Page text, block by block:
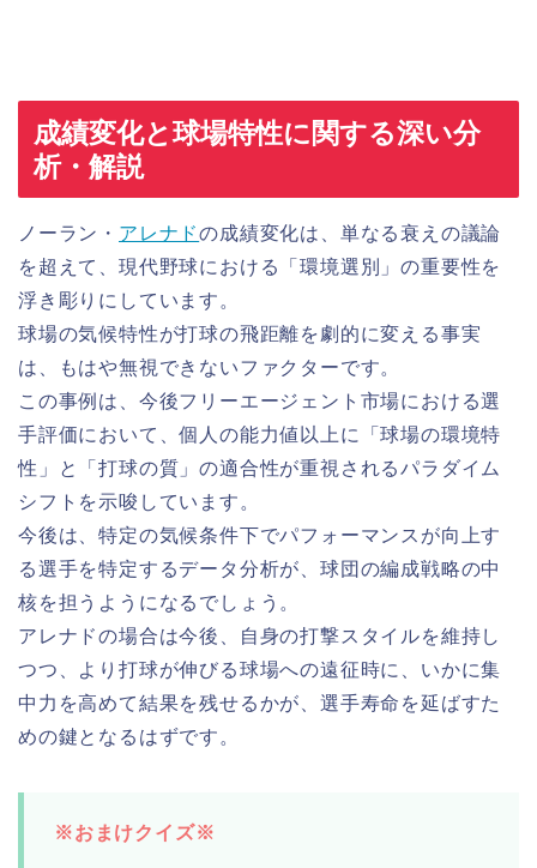
成績変化と球場特性に関する深い分
析・解説
ノーラン・ アレナドの成績変化は、単なる衰えの議論
を超えて、現代野球における「環境選別」の重要性を
浮き彫りにしています。
球場の気候特性が打球の飛距離を劇的に変える事実
は、もはや無視できないファクターです。
この事例は、今後フリーエージェント市場における選
手評価において、個人の能力値以上に「球場の環境特
性」と「打球の質」の適合性が重視されるパラダイム
シフトを示唆しています。
今後は、特定の気候条件下でパフォーマンスが向上す
る選手を特定するデータ分析が、球団の編成戦略の中
核を担うようになるでしょう。
アレナドの場合は今後、自身の打撃スタイルを維持し
つつ、より打球が伸びる球場への遠征時に、いかに集
中力を高めて結果を残せるかが、選手寿命を延ばすた
めの鍵となるはずです。
※おまけクイズ※